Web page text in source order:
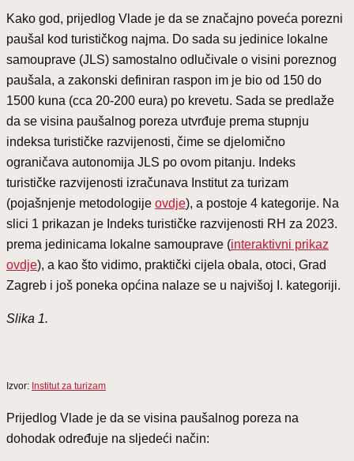
Kako god, prijedlog Vlade je da se značajno poveća porezni
paušal kod turističkog najma. Do sada su jedinice lokalne
samouprave (JLS) samostalno odlučivale o visini poreznog
paušala, a zakonski definiran raspon im je bio od 150 do
1500 kuna (cca 20-200 eura) po krevetu. Sada se predlaže
da se visina paušalnog poreza utvrđuje prema stupnju
indeksa turističke razvijenosti, čime se djelomično
ograničava autonomija JLS po ovom pitanju. Indeks
turističke razvijenosti izračunava Institut za turizam
(pojašnjenje metodologije ovdje), a postoje 4 kategorije. Na
slici 1 prikazan je Indeks turističke razvijenosti RH za 2023.
prema jedinicama lokalne samouprave (interaktivni prikaz
ovdje), a kao što vidimo, praktički cijela obala, otoci, Grad
Zagreb i još poneka općina nalaze se u najvišoj I. kategoriji.
Slika 1.
Izvor: Institut za turizam
Prijedlog Vlade je da se visina paušalnog poreza na
dohodak određuje na sljedeći način: